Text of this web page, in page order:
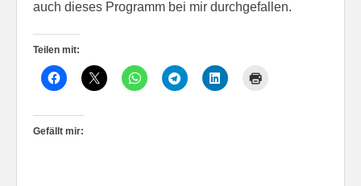
auch dieses Programm bei mir durchgefallen.
Teilen mit:
Gefällt mir: